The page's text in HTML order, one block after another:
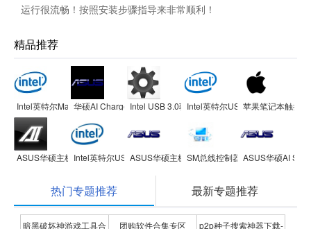
运行很流畅！按照安装步骤指导来非常顺利！
精品推荐
Intel英特尔Management Engine Interface(Intel ME)驱动
华硕AI Charger智能充电软件Intel USB 3.0驱动程序 for win7/win10 32位&64
Intel英特尔USB 3.0官方驱动
苹果笔记本触摸
ASUS华硕主板AI Suite II整合平台
Intel英特尔USB 3.1控制器驱动ASUS华硕主板ASUS Update在线升级工具
SM总线控制器驱动 Intel
ASUS华硕AI
热门专题推荐 最新专题推荐
暗黑破坏神游戏工具合 团购软件合集专区 p2p种子搜索神器下载-